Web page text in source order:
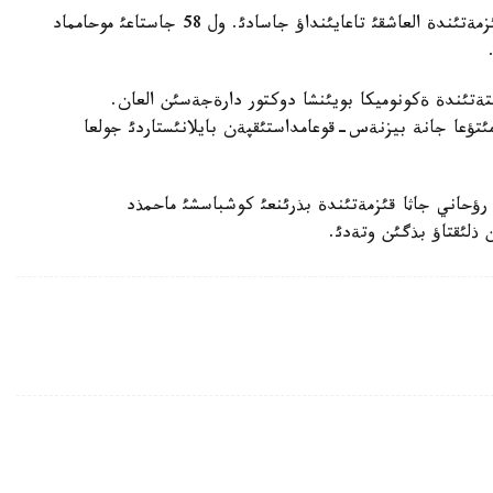
سونداي-اق يران پرةزيدةنتئ حاسان رؤحاني جاثا قئزمةتئندة العاشقئ تاعايئنداؤ جاسادئ. ول 58 جاستاعئ موحامماد
ةكونوميكا بويئنشا دوكتور دارةجةسئن العان.
جانة بيزنةس-قوعامداستئقپةن بايلانئستاردئ جولعا
- ماؤسئمدا ءوتتئ. رؤحاني جاثا قئزمةتئندة بذرئنعئ كوشباسشئ ماحمذد
ذلئقتاؤ بذگئن وتةدئ.